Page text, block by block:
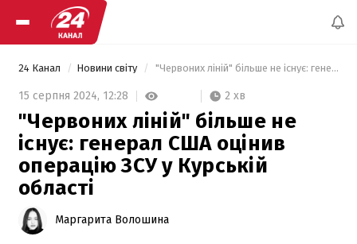
24 Канал Новини світу "Червоних ліній" більше не існує: генерал США оцінив операцію ЗСУ у Курській області
15 серпня 2024, 12:28 2 хв
"Червоних ліній" більше не
існує: генерал США оцінив
операцію ЗСУ у Курській
області
Маргарита Волошина